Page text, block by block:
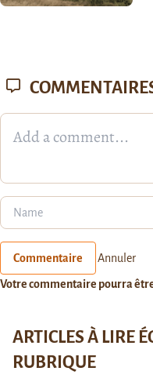
Commentaire Annuler
Votre commentaire pourra
ARTICLES À LIRE
RUBRIQUE